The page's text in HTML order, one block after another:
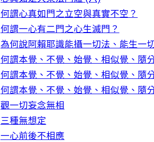
何謂心真如門之立空與真實不空？
何謂一心有二門之心生滅門？
為何說阿賴耶識能攝一切法、能生一
何謂本覺、不覺、始覺、相似覺、隨
何謂本覺、不覺、始覺、相似覺、隨
何謂本覺、不覺、始覺、相似覺、隨
觀一切妄念無相
三種無想定
一心前後不相應